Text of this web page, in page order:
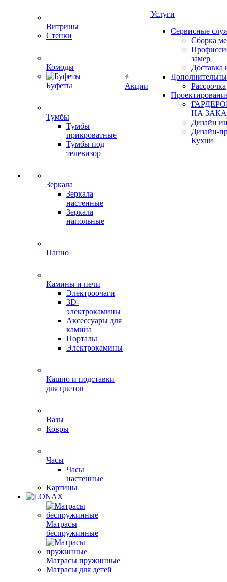
Витрины
Стенки
Комоды
Буфеты
Тумбы
Тумбы
прикроватные
Тумбы под
телевизор
Зеркала
Зеркала
настенные
Зеркала
напольные
Панно
Камины и печи
Электроочаги
3D-
электрокамины
Аксессуары для
камина
Порталы
Электрокамины
Кашпо и подставки
для цветов
Вазы
Ковры
Часы
Часы
настенные
Картины
Матрасы
беспружинные
Матрасы пружинные
Матрасы для детей
Акции
Услуги
Сервисные
Сборка
замер
Доставка
Рассрочка
НА
Дизайн
Дизайн-
Кухни